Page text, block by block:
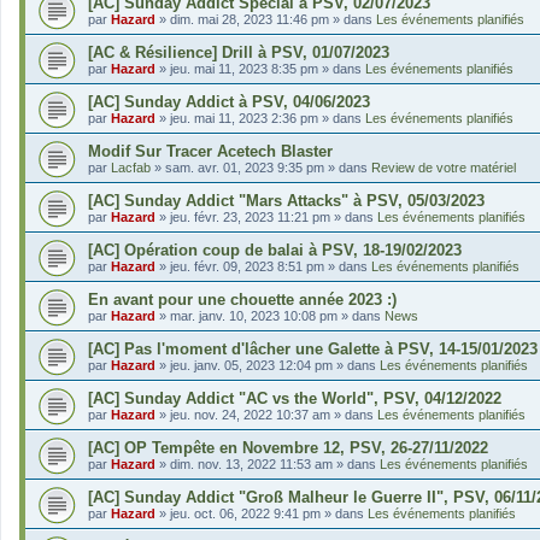
par Hazard » dim. mai 28, 2023 11:46 pm » dans Les événements planifiés
[AC & Résilience] Drill à PSV, 01/07/2023
par Hazard » jeu. mai 11, 2023 8:35 pm » dans Les événements planifiés
[AC] Sunday Addict à PSV, 04/06/2023
par Hazard » jeu. mai 11, 2023 2:36 pm » dans Les événements planifiés
Modif Sur Tracer Acetech Blaster
par Lacfab » sam. avr. 01, 2023 9:35 pm » dans Review de votre matériel
[AC] Sunday Addict "Mars Attacks" à PSV, 05/03/2023
par Hazard » jeu. févr. 23, 2023 11:21 pm » dans Les événements planifiés
[AC] Opération coup de balai à PSV, 18-19/02/2023
par Hazard » jeu. févr. 09, 2023 8:51 pm » dans Les événements planifiés
En avant pour une chouette année 2023 :)
par Hazard » mar. janv. 10, 2023 10:08 pm » dans News
[AC] Pas l'moment d'lâcher une Galette à PSV, 14-15/01/2023
par Hazard » jeu. janv. 05, 2023 12:04 pm » dans Les événements planifiés
[AC] Sunday Addict "AC vs the World", PSV, 04/12/2022
par Hazard » jeu. nov. 24, 2022 10:37 am » dans Les événements planifiés
[AC] OP Tempête en Novembre 12, PSV, 26-27/11/2022
par Hazard » dim. nov. 13, 2022 11:53 am » dans Les événements planifiés
[AC] Sunday Addict "Groß Malheur le Guerre II", PSV, 06/11/
par Hazard » jeu. oct. 06, 2022 9:41 pm » dans Les événements planifiés